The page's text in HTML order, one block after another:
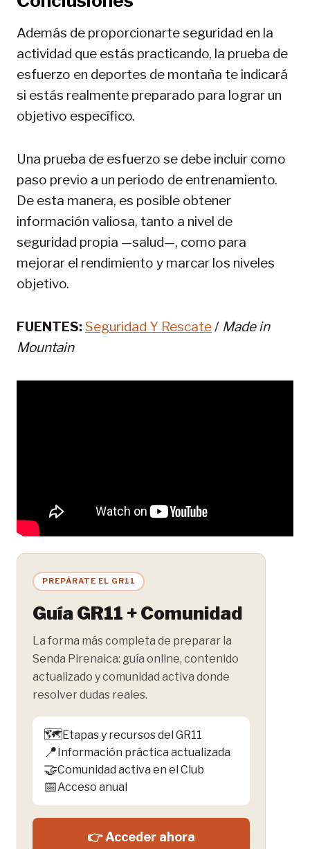
Además de proporcionarte seguridad en la
actividad que estás practicando, la prueba de
esfuerzo en deportes de montaña te indicará
si estás realmente preparado para lograr un
objetivo específico.
Una prueba de esfuerzo se debe incluir como
paso previo a un periodo de entrenamiento.
De esta manera, es posible obtener
información valiosa, tanto a nivel de
seguridad propia —salud—, como para
mejorar el rendimiento y marcar los niveles
objetivo.
FUENTES: Seguridad Y Rescate/ Made in
Mountain
PREPÁRATE EL GR11
Guía GR11 + Comunidad
La forma más completa de preparar la
Senda Pirenaica: guía online, contenido
actualizado y comunidad activa donde
resolver dudas reales.
🗺️Etapas y recursos del GR11
📍Información práctica actualizada
🤝Comunidad activa en el Club
📅Acceso anual
👉 Acceder ahora